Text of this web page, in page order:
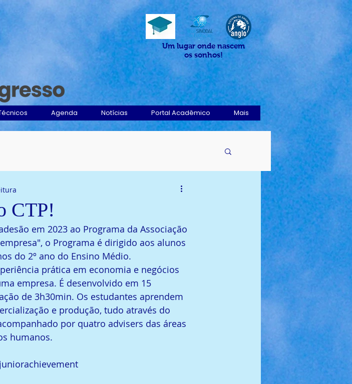
Um lugar onde nascem
os sonhos!
Agenda Notícias Portal Acadêmico Mais
CTP!
em 2023 ao Programa da Associação
o Programa é dirigido aos alunos
do 2º ano do Ensino Médio.
prática em economia e negócios
empresa. É desenvolvido em 15
de 3h30min. Os estudantes aprendem
e produção, tudo através do
por quatro advisers das áreas
humanos.